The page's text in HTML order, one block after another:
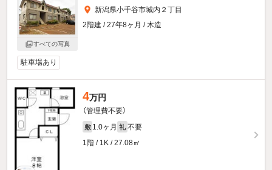
すべての写真
新潟県小千谷市城内２丁目
2階建 / 27年8ヶ月 / 木造
駐車場あり
4万円
（管理費不要）
敷 1.0ヶ月 礼 不要
1階 / 1K / 27.08㎡